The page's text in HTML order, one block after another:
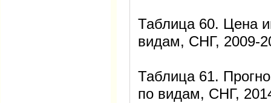
Таблица 60. Цена
видам, СНГ, 2009-
Таблица 61.
по видам, СНГ,